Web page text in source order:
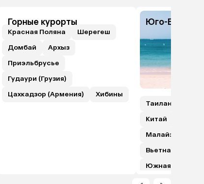
Горные курорты
Красная Поляна
Шерегеш
Домбай
Архыз
Приэльбрусье
Гудаури (Грузия)
Цахкадзор (Армения)
Хибины
Юго-
Таиланд
Китай
Малайзия (с
Вьетнам
Южная Корея